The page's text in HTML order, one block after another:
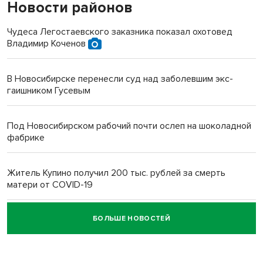
Новости районов
Чудеса Легостаевского заказника показал охотовед
Владимир Коченов
В Новосибирске перенесли суд над заболевшим экс-
гаишником Гусевым
Под Новосибирском рабочий почти ослеп на шоколадной
фабрике
Житель Купино получил 200 тыс. рублей за смерть
матери от COVID-19
Новосибирский суд наказал водителя за смерть
пенсионерки на вокзале
БОЛЬШЕ НОВОСТЕЙ